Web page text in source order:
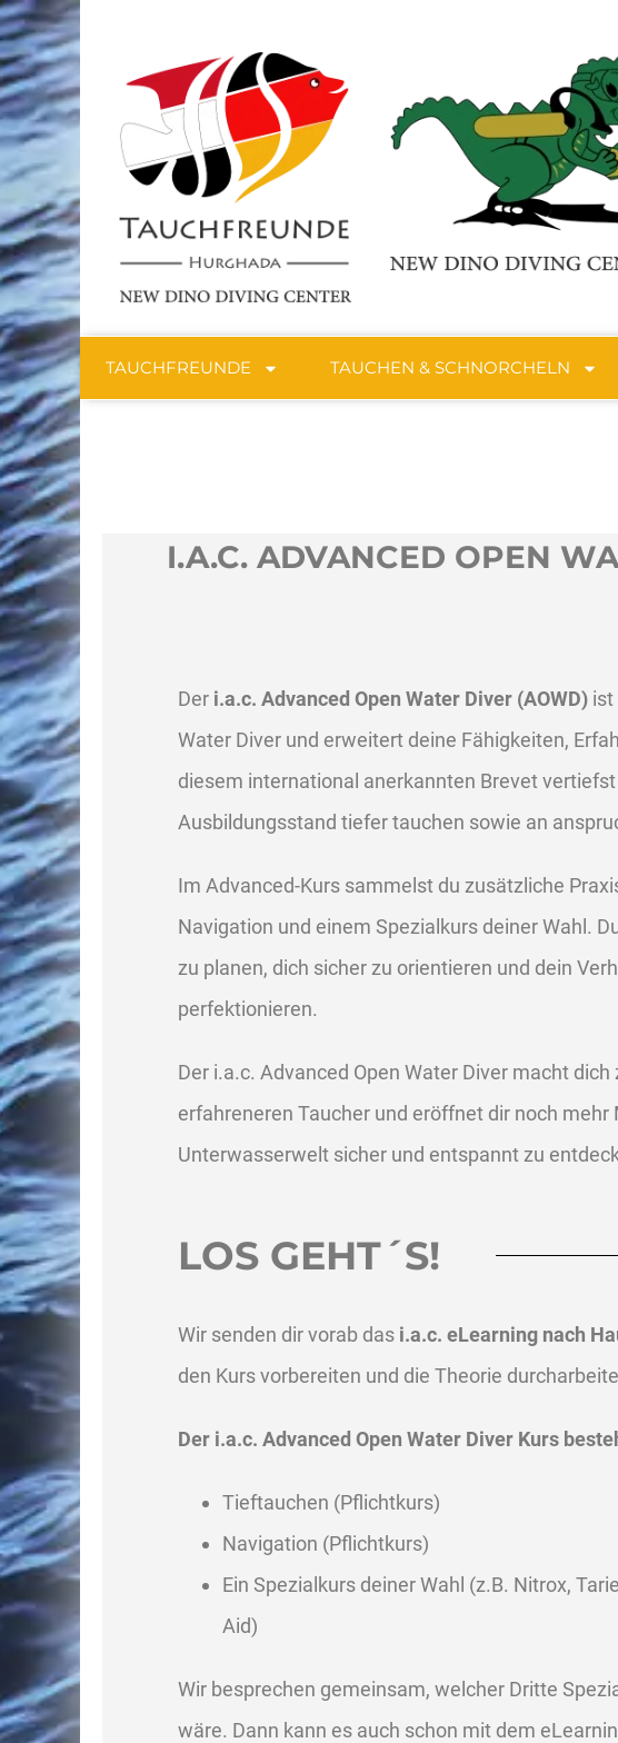
TAUCHFREUNDE TAUCHEN & SCHNORCHELN
I.A.C. ADVANCED OPEN
Der i.a.c. Advanced Open Water Diver (AOWD) ist
Water Diver und erweitert deine Fähigkeiten,
diesem international anerkannten Brevet
Ausbildungsstand tiefer tauchen sowie an
Im Advanced-Kurs sammelst du zusätzliche
Navigation und einem Spezialkurs deiner Wahl.
zu planen, dich sicher zu orientieren und dein
perfektionieren.
Der i.a.c. Advanced Open Water Diver macht
erfahreneren Taucher und eröffnet dir noch
Unterwasserwelt sicher und entspannt zu
LOS GEHT´S!
Wir senden dir vorab das i.a.c. eLearning nach
den Kurs vorbereiten und die Theorie
Der i.a.c. Advanced Open Water Diver Kurs
Tieftauchen (Pflichtkurs)
Navigation (Pflichtkurs)
Ein Spezialkurs deiner Wahl (z.B. Nitrox,
Aid)
Wir besprechen gemeinsam, welcher Dritte
wäre. Dann kann es auch schon mit dem